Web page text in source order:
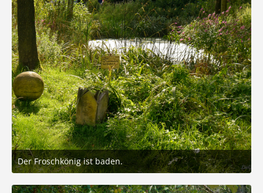
Der Froschkönig ist baden.
2. September 2025 um 16:34
3